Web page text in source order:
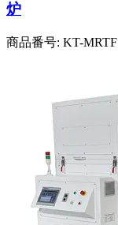
炉
商品番号: KT-MRTF